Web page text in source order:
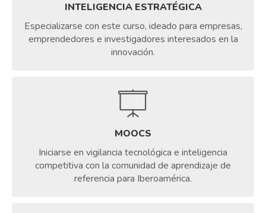
INTELIGENCIA ESTRATÉGICA
Especializarse con este curso, ideado para empresas,
emprendedores e investigadores interesados en la
innovación.
MOOCS
Iniciarse en vigilancia tecnológica e inteligencia
competitiva con la comunidad de aprendizaje de
referencia para Iberoamérica.